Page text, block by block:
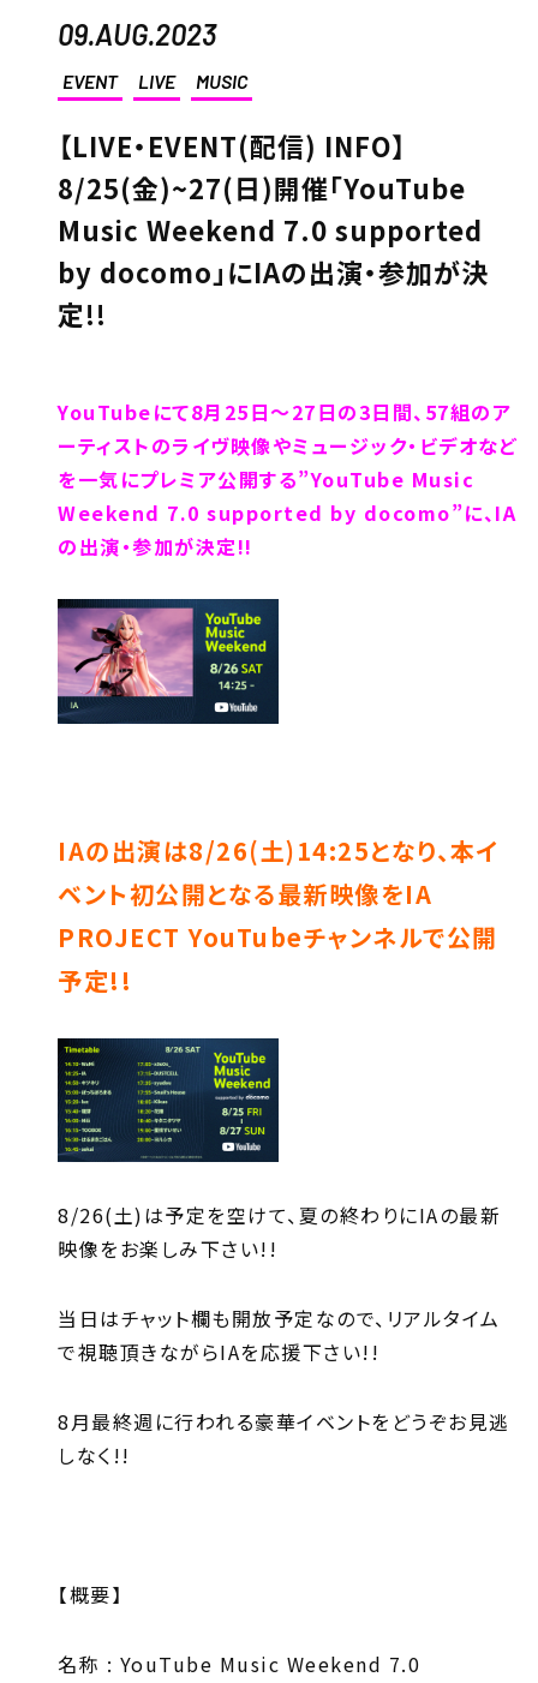
09.AUG.2023
EVENT LIVE MUSIC
【LIVE・EVENT(配信) INFO】
8/25(金)~27(日)開催「YouTube
Music Weekend 7.0 supported
by docomo」にIAの出演・参加が決
定!!
YouTubeにて8月25日～27日の3日間、57組のア
ーティストのライヴ映像やミュージック・ビデオなど
を一気にプレミア公開する”YouTube Music
Weekend 7.0 supported by docomo”に、IA
の出演・参加が決定!!
IAの出演は8/26(土)14:25となり、本イ
ベント初公開となる最新映像をIA
PROJECT YouTubeチャンネルで公開
予定!!
8/26(土)は予定を空けて、夏の終わりにIAの最新
映像をお楽しみ下さい!!
当日はチャット欄も開放予定なので、リアルタイム
で視聴頂きながらIAを応援下さい!!
8月最終週に行われる豪華イベントをどうぞお見逃
しなく!!
【概要】
名称 : YouTube Music Weekend 7.0